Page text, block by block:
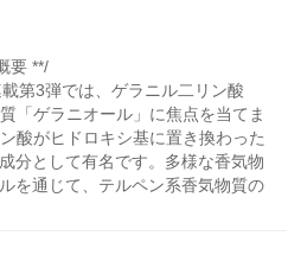
要 **/
第3弾では、ゲラニル二リン酸
「ゲラニオール」に焦点を当てま
酸がヒドロキシ基に置き換わった
分として有名です。多様な香気物
を通じて、テルペン系香気物質の